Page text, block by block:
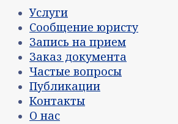
Услуги
Сообщение юристу
Запись на прием
Заказ документа
Частые вопросы
Публикации
Контакты
О нас